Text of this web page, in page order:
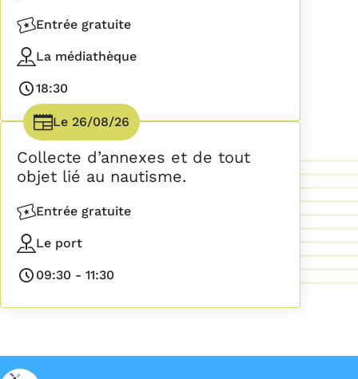
AccèsEntrée gratuite
LieuLa médiathèque
Horaires
18:30
Date(s)
Le 26/08/26
Collecte d’annexes et de tout
objet lié au nautisme.
AccèsEntrée gratuite
LieuLe port
Horaires
09:30 - 11:30